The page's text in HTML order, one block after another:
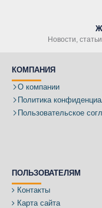
Новости,
КОМПАНИЯ
О компании
Политика
Пользовательское
ПОЛЬЗОВАТЕЛЯМ
Контакты
Карта сайта